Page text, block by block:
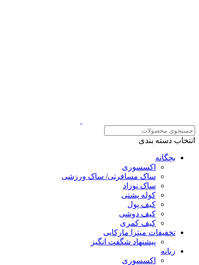
انتخاب دسته بندی
بچگانه
اکسسوری
ساک مسافرتی/ ساک ورزشی
ساک نوزاد
کوله پشتی
کیف پول
کیف دوشی
کیف کمری
تخفیفات میترا مارکایی
پیشنهاد شگفت انگیز
زنانه
اکسسوری